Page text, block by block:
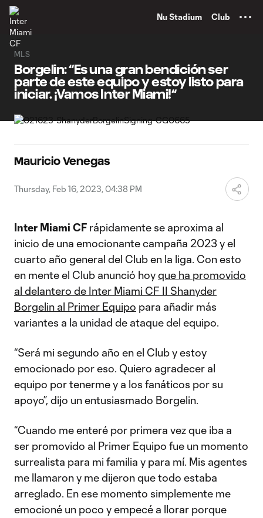
Nu Stadium Club
MLS
Borgelin: “Es una gran bendición ser
parte de este equipo y estoy listo para
iniciar. ¡Vamos Inter Miami!“
Mauricio Venegas
Thursday, Feb 16, 2023, 04:38 PM
Inter Miami CF rápidamente se aproxima al
inicio de una emocionante campaña 2023 y el
cuarto año general del Club en la liga. Con esto
en mente el Club anunció hoyque ha promovido
al delantero de Inter Miami CF II Shanyder
Borgelin al Primer Equipo para añadir más
variantes a la unidad de ataque del equipo.
“Será mi segundo año en el Club y estoy
emocionado por eso. Quiero agradecer al
equipo por tenerme y a los fanáticos por su
apoyo”, dijo un entusiasmado Borgelin.
“Cuando me enteré por primera vez que iba a
ser promovido al Primer Equipo fue un momento
surrealista para mi familia y para mí. Mis agentes
me llamaron y me dijeron que todo estaba
arreglado. En ese momento simplemente me
emocioné un poco y empecé a llorar porque